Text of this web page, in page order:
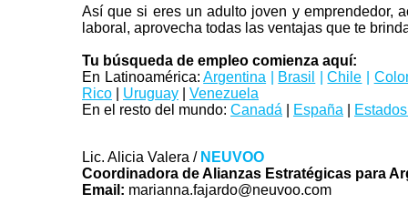
Así que si eres un adulto joven y emprendedor,
laboral, aprovecha todas las ventajas que te
Tu búsqueda de empleo comienza aquí:
En Latinoamérica:Argentina Brasil |Chile
Rico
Uruguay
Venezuela
En el resto del mundo: Canadá España
Lic. Alicia Valera / NEUVOO
Coordinadora de Alianzas Estratégicas para
Email: marianna.fajardo@neuvoo.com